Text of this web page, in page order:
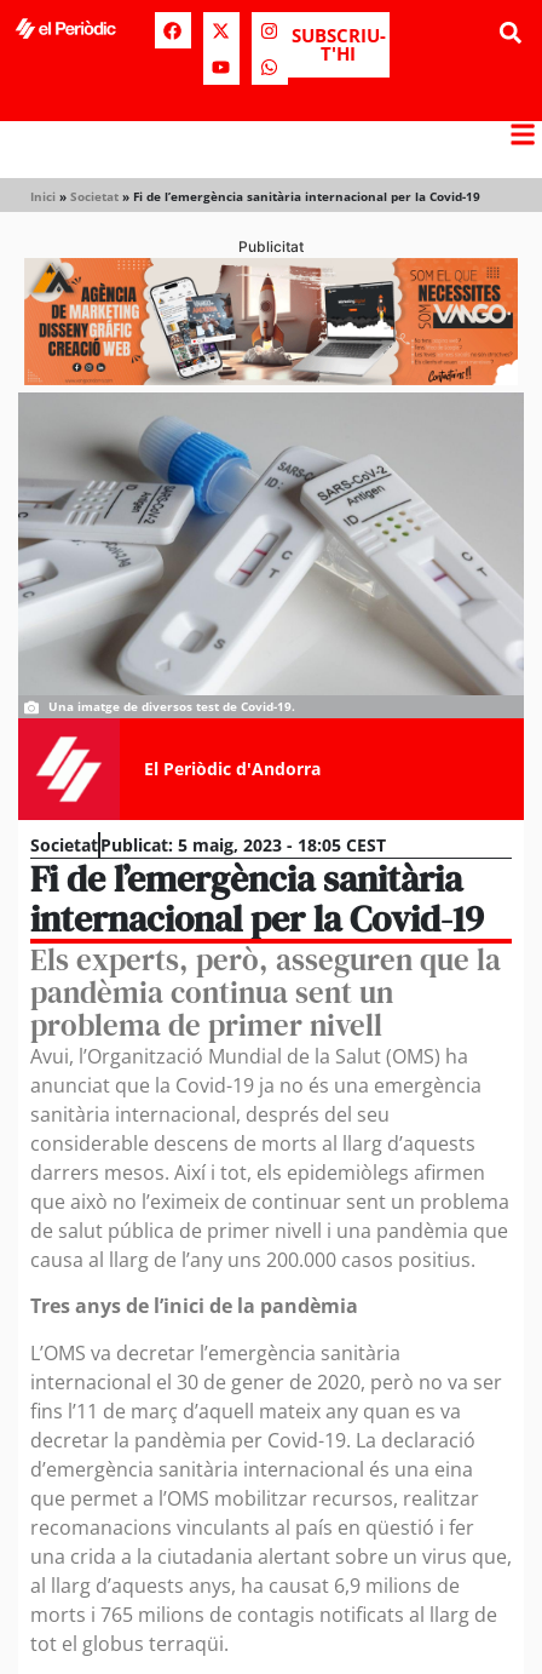
SUBSCRIU-
T'HI
Inici » Societat » Fi de l’emergència sanitària internacional per la Covid-19
Publicitat
Una imatge de diversos test de Covid-19.
El Periòdic d'Andorra
SocietatPublicat: 5 maig, 2023 - 18:05 CEST
Fi de l’emergència sanitària
internacional per la Covid-19
Els experts, però, asseguren que la
pandèmia continua sent un
problema de primer nivell
Avui, l’Organització Mundial de la Salut (OMS) ha
anunciat que la Covid-19 ja no és una emergència
sanitària internacional, després del seu
considerable descens de morts al llarg d’aquests
darrers mesos. Així i tot, els epidemiòlegs afirmen
que això no l’eximeix de continuar sent un problema
de salut pública de primer nivell i una pandèmia que
causa al llarg de l’any uns 200.000 casos positius.
Tres anys de l’inici de la pandèmia
L’OMS va decretar l’emergència sanitària
internacional el 30 de gener de 2020, però no va ser
fins l’11 de març d’aquell mateix any quan es va
decretar la pandèmia per Covid-19. La declaració
d’emergència sanitària internacional és una eina
que permet a l’OMS mobilitzar recursos, realitzar
recomanacions vinculants al país en qüestió i fer
una crida a la ciutadania alertant sobre un virus que,
al llarg d’aquests anys, ha causat 6,9 milions de
morts i 765 milions de contagis notificats al llarg de
tot el globus terraqüi.